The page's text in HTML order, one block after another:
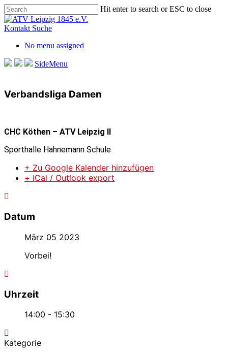
Skip
to
main
Hit enter to search or ESC to close
Close
Search
Kontakt Suche
No menu assigned
SideMenu
Verbandsliga Damen
CHC Köthen – ATV Leipzig II
Sporthalle Hahnemann Schule
+ Zu Google Kalender hinzufügen
+ iCal / Outlook export
Datum
März 05 2023
Vorbei!
Uhrzeit
14:00 - 15:30
Kategorie